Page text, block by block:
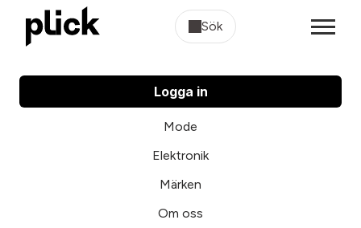
Sök
Logga in
Mode
Elektronik
Märken
Om oss